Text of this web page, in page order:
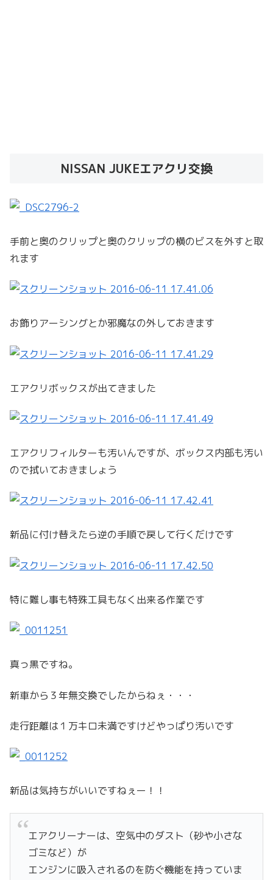
NISSAN JUKEエアクリ交換
手前と奥のクリップと奥のクリップの横のビスを外すと取
れます
お飾りアーシングとか邪魔なの外しておきます
エアクリボックスが出てきました
エアクリフィルターも汚いんですが、ボックス内部も汚い
ので拭いておきましょう
新品に付け替えたら逆の手順で戻して行くだけです
特に難し事も特殊工具もなく出来る作業です
真っ黒ですね。
新車から３年無交換でしたからねぇ・・・
走行距離は１万キロ未満ですけどやっぱり汚いです
新品は気持ちがいいですねぇー！！
エアクリーナーは、空気中のダスト（砂や小さな
ゴミなど）が
エンジンに吸入されるのを防ぐ機能を持っていま